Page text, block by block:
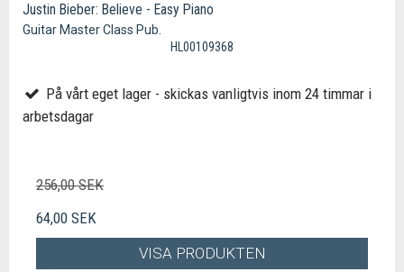
Justin Bieber: Believe - Easy Piano
Guitar Master Class Pub.
HL00109368
På vårt eget lager - skickas vanligtvis inom 24 timmar i
arbetsdagar
256,00 SEK
64,00 SEK
VISA PRODUKTEN